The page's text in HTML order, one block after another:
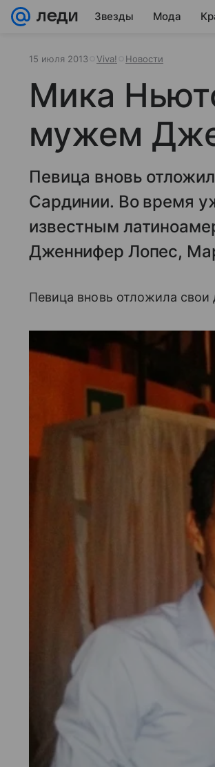
Звезды Мода
15 июля 2013 Viva! Новости
Мика
мужем
Певица вновь
Сардинии. Во время
известным
Дженнифер Лопес,
Певица вновь отложила